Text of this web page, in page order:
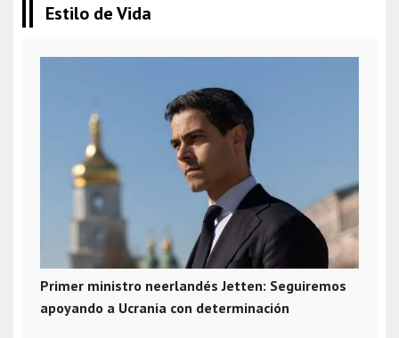
Estilo de Vida
Primer ministro neerlandés Jetten: Seguiremos
apoyando a Ucrania con determinación